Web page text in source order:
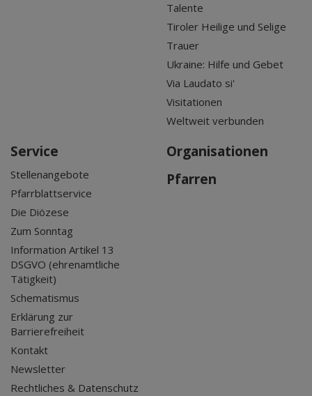
Talente
Tiroler Heilige und Selige
Trauer
Ukraine: Hilfe und Gebet
Via Laudato si'
Visitationen
Weltweit verbunden
Service
Stellenangebote
Pfarrblattservice
Die Diözese
Zum Sonntag
Information Artikel 13
DSGVO (ehrenamtliche
Tätigkeit)
Schematismus
Erklärung zur
Barrierefreiheit
Kontakt
Newsletter
Rechtliches & Datenschutz
Organisationen
Pfarren